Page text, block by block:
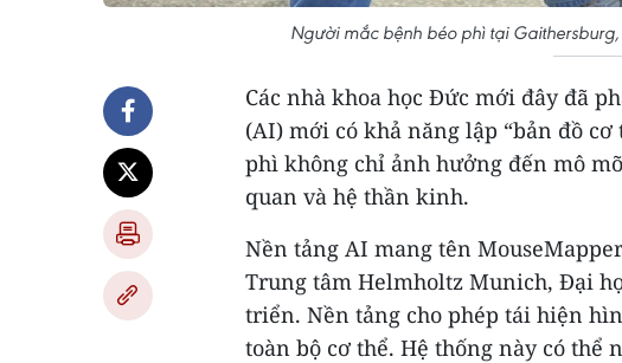
Người mắc bệnh béo phì tại
Các nhà khoa học Đức mới đây đã
(AI) mới có khả năng lập “bản đồ
phì không chỉ ảnh hưởng đến mô
quan và hệ thần kinh.
Nền tảng AI mang tên
Trung tâm Helmholtz Munich, Đại
triển. Nền tảng cho phép tái hiện
toàn bộ cơ thể. Hệ thống này có thể